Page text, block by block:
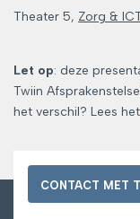
Theater 5, Zorg &
Let op: deze
Twiin
het verschil? Lees het
CONTACT MET